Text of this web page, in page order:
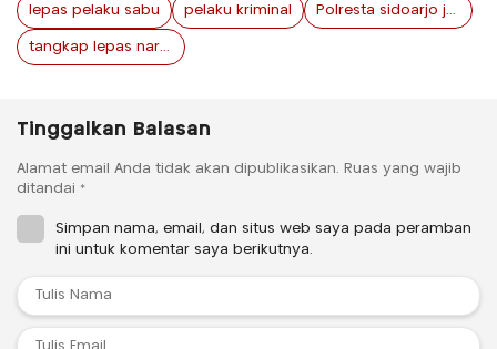
lepas pelaku sabu pelaku kriminal Polresta sidoarjo jawa timur
tangkap lepas narkoba
Tinggalkan Balasan
Alamat email Anda tidak akan dipublikasikan. Ruas yang wajib
ditandai *
Simpan nama, email, dan situs web saya pada peramban
ini untuk komentar saya berikutnya.